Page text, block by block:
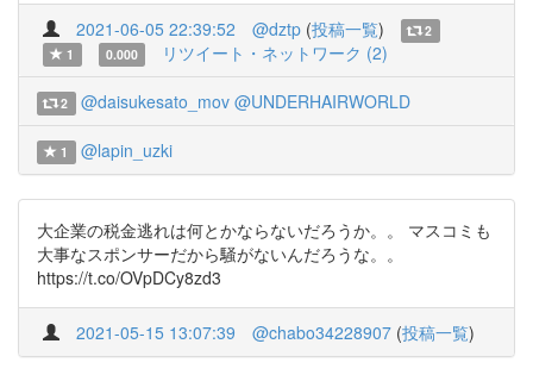
2021-06-05 22:39:52 @dztp (投稿一覧)
2
1
0.000 リツイート・ネットワーク (2)
2 @daisukesato_mov @UNDERHAIRWORLD
1 @lapin_uzki
大企業の税金逃れは何とかならないだろうか。。 マスコミも
大事なスポンサーだから騒がないんだろうな。。
https://t.co/OVpDCy8zd3
2021-05-15 13:07:39 @chabo34228907 (投稿一覧)